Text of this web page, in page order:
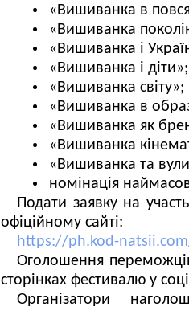
«Вишиванка в
«Вишиванка
«Вишиванка і
«Вишиванка і діти»;
«Вишиванка світу»;
«Вишиванка в
«Вишиванка як
«Вишиванка
«Вишиванка та
номінація
Подати заявку на
офіційному сайті:
https://ph.kod-
Оголошення
сторінках фестивалю у
Організатори